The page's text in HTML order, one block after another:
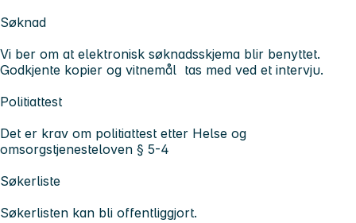
Søknad
Vi ber om at elektronisk søknadsskjema blir benyttet.
Godkjente kopier og vitnemål tas med ved et intervju.
Politiattest
Det er krav om politiattest etter Helse og
omsorgstjenesteloven § 5-4
Søkerliste
Søkerlisten kan bli offentliggjort.